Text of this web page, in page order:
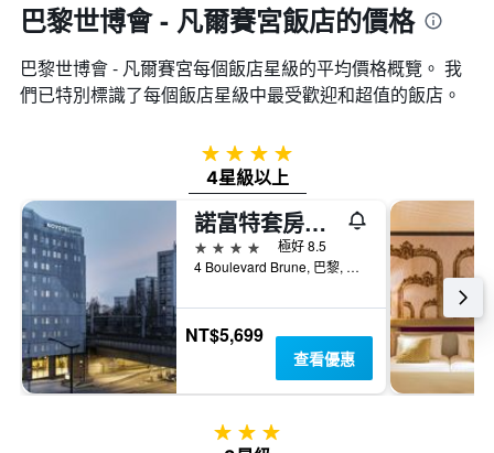
巴黎世博會 - 凡爾賽宮飯店的價格
巴黎世博會 - 凡爾賽宮​每個飯店星級的平均價格概覽。 我
們已特別標識了每個飯店星級中最受歡迎和超值的飯店。
4星級
4星級以上
諾富特套房，巴黎世博會凡爾賽宮
4星級
極好 8.5
4 Boulevard Brune, 巴黎, 法國
NT$5,699
查看優惠
3星級